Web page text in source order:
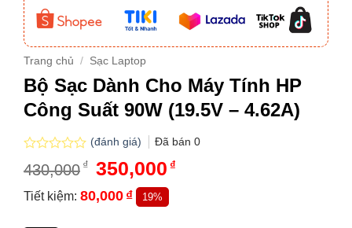
Trang chủ / Sạc Laptop
Bộ Sạc Dành Cho Máy Tính HP
Công Suất 90W (19.5V – 4.62A)
xếp
0.0
(đánh giá) Đã bán 0
430,000 ₫
Giá
gốc
là:
430,000₫.
350,000 ₫Giá
Tiết kiệm: 80,000 ₫ 19%